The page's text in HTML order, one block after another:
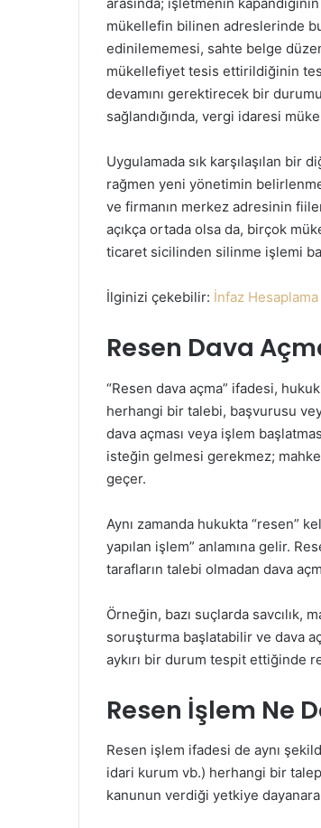
mükellefin bilinen adreslerinde
edinilememesi, sahte belge
mükellefiyet tesis ettirildiğinin
devamını gerektirecek bir
sağlandığında, vergi idaresi
Uygulamada sık karşılaşılan
rağmen yeni yönetimin
ve firmanın merkez adresinin
açıkça ortada olsa da, birçok
ticaret sicilinden silinme işlemi
İlginizi çekebilir: İnfaz Hesaplama
Resen Dava
“Resen dava açma” ifadesi,
herhangi bir talebi, başvurusu
dava açması veya işlem
isteğin gelmesi gerekmez;
geçer.
Aynı zamanda hukukta “resen”
yapılan işlem” anlamına gelir.
tarafların talebi olmadan dava
Örneğin, bazı suçlarda savcılık,
soruşturma başlatabilir ve dava
aykırı bir durum tespit ettiğinde
Resen İşlem Ne
Resen işlem ifadesi de aynı
idari kurum vb.) herhangi bir
kanunun verdiği yetkiye